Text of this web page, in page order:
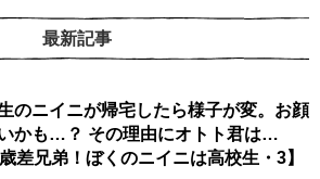
最新記事
のニイニが帰宅したら様子が変。お顔
かも…？ その理由にオトト君は…
歳差兄弟！ぼくのニイニは高校生・3】